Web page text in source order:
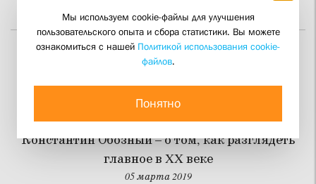
В двух словах об…
истории церкви
Константин Обозный – о том, как разглядеть
главное в XX веке
05 марта 2019
Мы используем cookie-файлы для улучшения
пользовательского опыта и сбора статистики. Вы можете
ознакомиться с нашей Политикой использования cookie-
файлов.
Понятно